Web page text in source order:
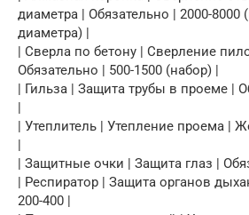
диаметра | Обязательно | 2000-8000
диаметра) |
| Сверла по бетону | Сверление
Обязательно | 500-1500 (набор) |
| Гильза | Защита трубы в проеме |
|
| Утеплитель | Утепление проема |
|
| Защитные очки | Защита глаз |
| Респиратор | Защита органов
200-400 |